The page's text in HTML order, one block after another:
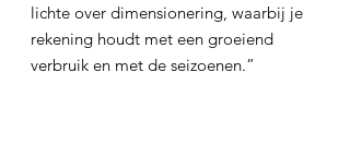
lichte over dimensionering, waarbij je
rekening houdt met een groeiend
verbruik en met de seizoenen.”